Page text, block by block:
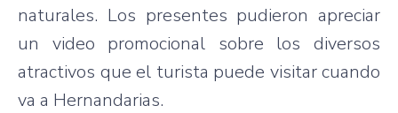
naturales. Los presentes pudieron apreciar
un video promocional sobre los diversos
atractivos que el turista puede visitar cuando
va a Hernandarias.